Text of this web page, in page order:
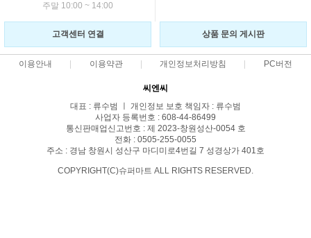
주말 10:00 ~ 14:00
고객센터 연결 상품 문의 게시판
이용안내 이용약관 개인정보처리방침 PC버전
씨엔씨
대표 : 류수범 ㅣ 개인정보 보호 책임자 : 류수범
사업자 등록번호 : 608-44-86499
통신판매업신고번호 : 제 2023-창원성산-0054 호
전화 : 0505-255-0055
주소 : 경남 창원시 성산구 마디미로4번길 7 성경상가 401호
COPYRIGHT(C)슈퍼마트 ALL RIGHTS RESERVED.